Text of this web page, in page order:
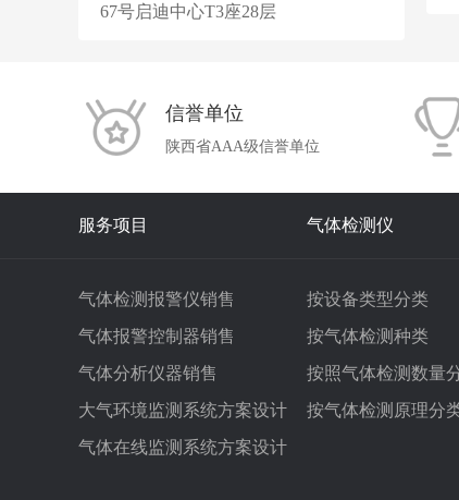
67号启迪中心T3座28层
信誉单位
陕西省AAA级信誉单位
服务项目 气体检测仪
气体检测报警仪销售
气体报警控制器销售
气体分析仪器销售
大气环境监测系统方案设计
气体在线监测系统方案设计
按设备类型分类
按气体检测种类
按照气体检测数量
按气体检测原理分